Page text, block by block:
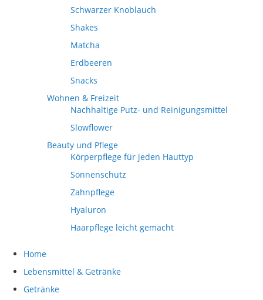
Schwarzer Knoblauch
Shakes
Matcha
Erdbeeren
Snacks
Wohnen & Freizeit
Nachhaltige Putz- und Reinigungsmittel
Slowflower
Beauty und Pflege
Körperpflege für jeden Hauttyp
Sonnenschutz
Zahnpflege
Hyaluron
Haarpflege leicht gemacht
Home
Lebensmittel & Getränke
Getränke